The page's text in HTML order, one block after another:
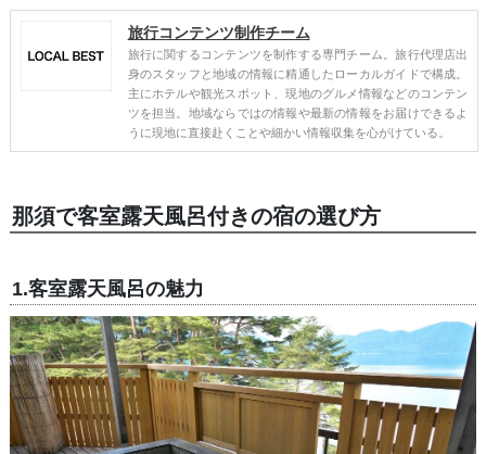
旅行コンテンツ制作チーム
旅行に関するコンテンツを制作する専門チーム。旅行代理店出
身のスタッフと地域の情報に精通したローカルガイドで構成。
主にホテルや観光スポット、現地のグルメ情報などのコンテン
ツを担当。地域ならではの情報や最新の情報をお届けできるよ
うに現地に直接赴くことや細かい情報収集を心がけている。
那須で客室露天風呂付きの宿の選び方
1.客室露天風呂の魅力